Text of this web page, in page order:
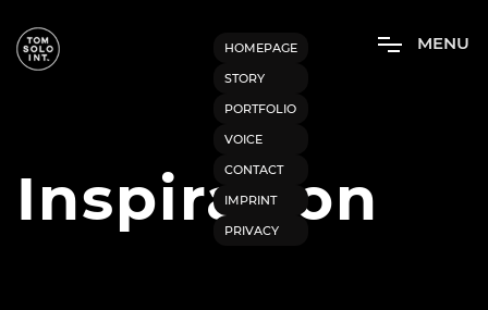
MENU
HOMEPAGE
STORY
PORTFOLIO
VOICE
CONTACT
IMPRINT
PRIVACY
Inspiration